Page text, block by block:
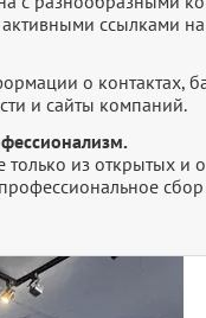
ссылками
о контактах,
и сайты компаний.
из открытых и
профессиональное